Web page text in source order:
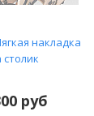
накладка
столик
руб